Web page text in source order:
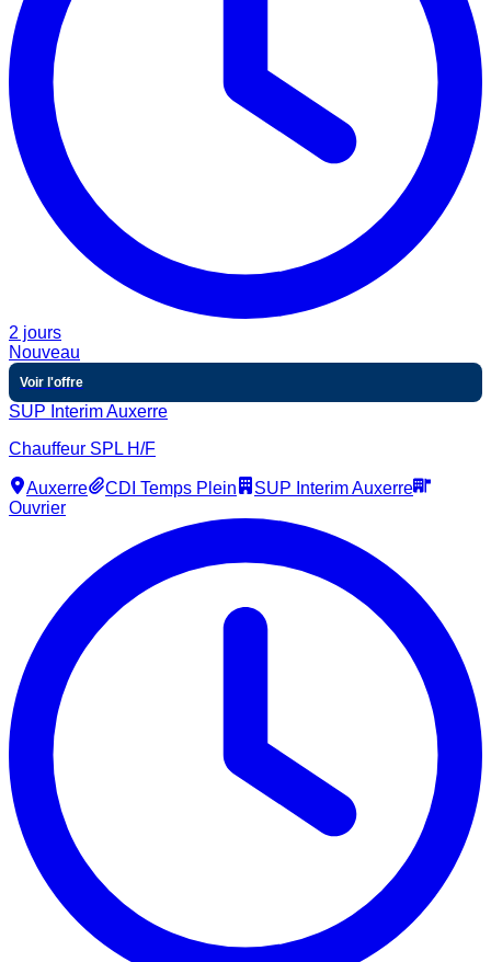
2 jours
Nouveau
Voir l'offre
SUP Interim Auxerre
Chauffeur SPL H/F
Auxerre CDI Temps Plein
SUP Interim Auxerre
Ouvrier